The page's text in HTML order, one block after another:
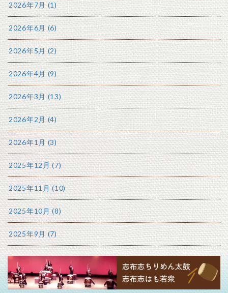
2026年7月 (1)
2026年6月 (6)
2026年5月 (2)
2026年4月 (9)
2026年3月 (13)
2026年2月 (4)
2026年1月 (3)
2025年12月 (7)
2025年11月 (10)
2025年10月 (8)
2025年9月 (7)